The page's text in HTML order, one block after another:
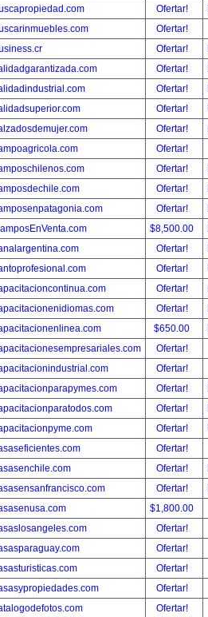
Ofertar!
Ofertar!
Ofertar!
Ofertar!
Ofertar!
Ofertar!
Ofertar!
Ofertar!
Ofertar!
Ofertar!
Ofertar!
$8,500.00
Ofertar!
Ofertar!
Ofertar!
Ofertar!
$650.00
Ofertar!
Ofertar!
Ofertar!
Ofertar!
Ofertar!
Ofertar!
Ofertar!
Ofertar!
$1,800.00
Ofertar!
Ofertar!
Ofertar!
Ofertar!
Ofertar!